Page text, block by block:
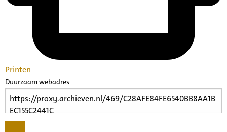
Printen
Duurzaam webadres